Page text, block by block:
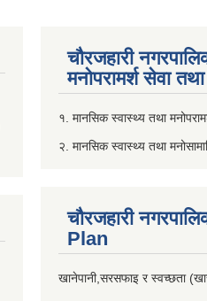
चौरजहारी
मनोपरामर्श सेवा
१. मानसिक स्वास्थ्य तथा
२. मानसिक स्वास्थ्य तथा
चौरजहारी
Plan
खानेपानी,सरसफाइ र स्वच्छता